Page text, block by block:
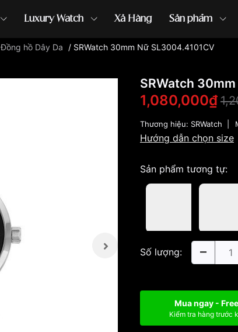
Luxury Watch Xả Hàng Sản phẩm
hồ G-Shock đồng hồ Orient ...
Đồng hồ Dây Da / SRWatch 30mm Nữ SL3004.4101CV
SRWatch
1,080,000₫
Thương hiệu: SRWatch
Hướng dẫn chọn size
Sản phẩm tương tự:
Số lượng:
Mua ngay -
Kiểm tra hàng trước